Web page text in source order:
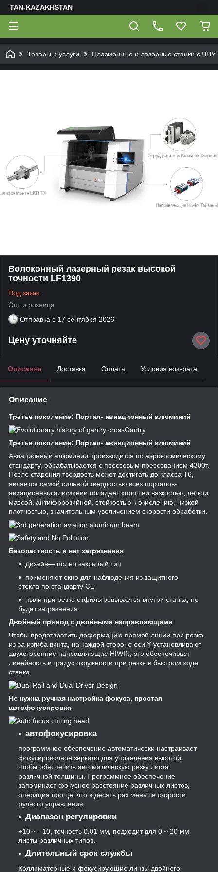
TAN-KAZAKHSTAN
Товары и услуги Плазменные и лазерные станки с ЧПУ
Волоконный лазерный резак высокой
точности LF1390
Под заказ
Опт и розница
Отправка с 17 сентября 2026
Цену уточняйте
Описание Доставка Оплата Условия возврата
Описание
Третье поколение: Портал- авиационный алюминий
Третье поколение: Портал- авиационный алюминий
Авиационный алюминий производится по аэрокосмическому
стандарту, обрабатывается с прессовым прессованием 4300т.
После старения твердость может достигать до класса T6,
является самой сильной твердостью всех порталов-
авиационный алюминий обладает хорошей вязкостью, легкой
массой, антикоррозийной, стойкостью к окислению, низкой
плотностью, значительным увеличением скорости обработки.
Безопастность и нет загрязнения
Дизайн— полно закрытый тип
применяют окно для наблюдения из защитного
стекла по стандарту СЕ
пыли при резке отфильтровывается внутри станка, не
будет загрязнения.
Двойный привод с двойными направляющими
Чтобы предотвратить деформацию прямой линии при резке
из-за изгиба винта, на каждой стороне оси Y установливают
двухсторонние направляющие HIWIN, это обеспечивает
линейность и градус окружности при резке в быстром ходе
станка.
Не нужна ручная настройка фокуса, простая
автофокусировка
автофокусировка
программное обеспечение автоматически настраивает
фокусировочное зеркало для управления высотой,
чтобы обеспечить автоматическую резку листа
различной толщины. Программное обеспечение
запоминает фокусное расстояние различных листов,
операция проще, что в десять раз меньше скорости
ручного управления.
Диапазон регулировки
+10 ~ - 10, точность 0.01 мм, подходит для 0 ~ 20 мм
листы различных типов.
Длительный срок службы
Коллиматорные и фокусирующие линзы двойного